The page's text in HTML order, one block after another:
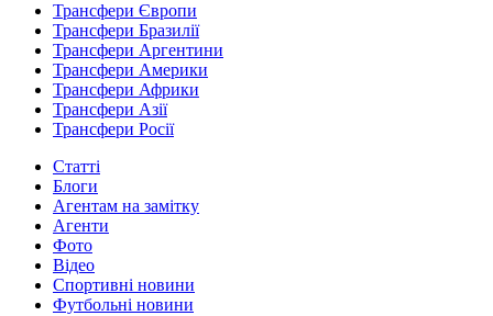
Трансфери Європи
Трансфери Бразилії
Трансфери Аргентини
Трансфери Америки
Трансфери Африки
Трансфери Азії
Трансфери Росії
Статті
Блоги
Агентам на замітку
Агенти
Фото
Відео
Спортивні новини
Футбольні новини